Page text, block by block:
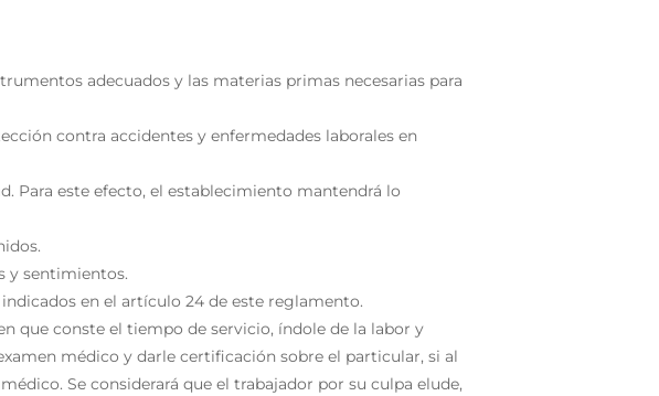
adecuados y las materias primas necesarias para
contra accidentes y enfermedades laborales en
Para este efecto, el establecimiento mantendrá lo
y sentimientos.
en el artículo 24 de este reglamento.
que conste el tiempo de servicio, índole de la labor y
médico y darle certificación sobre el particular, si al
Se considerará que el trabajador por su culpa elude,